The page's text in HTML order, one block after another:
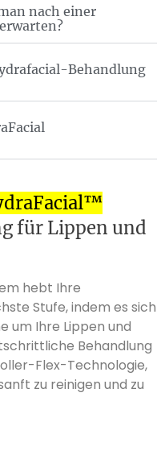
nach einer
Behandlung
für Lippen und
hebt Ihre
Stufe, indem es sich
um Ihre Lippen und
Behandlung
Flex-Technologie,
zu reinigen und zu